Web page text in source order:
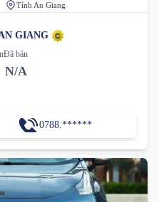
Tỉnh An Giang
GIANG
Đã bán
N/A
0788.******